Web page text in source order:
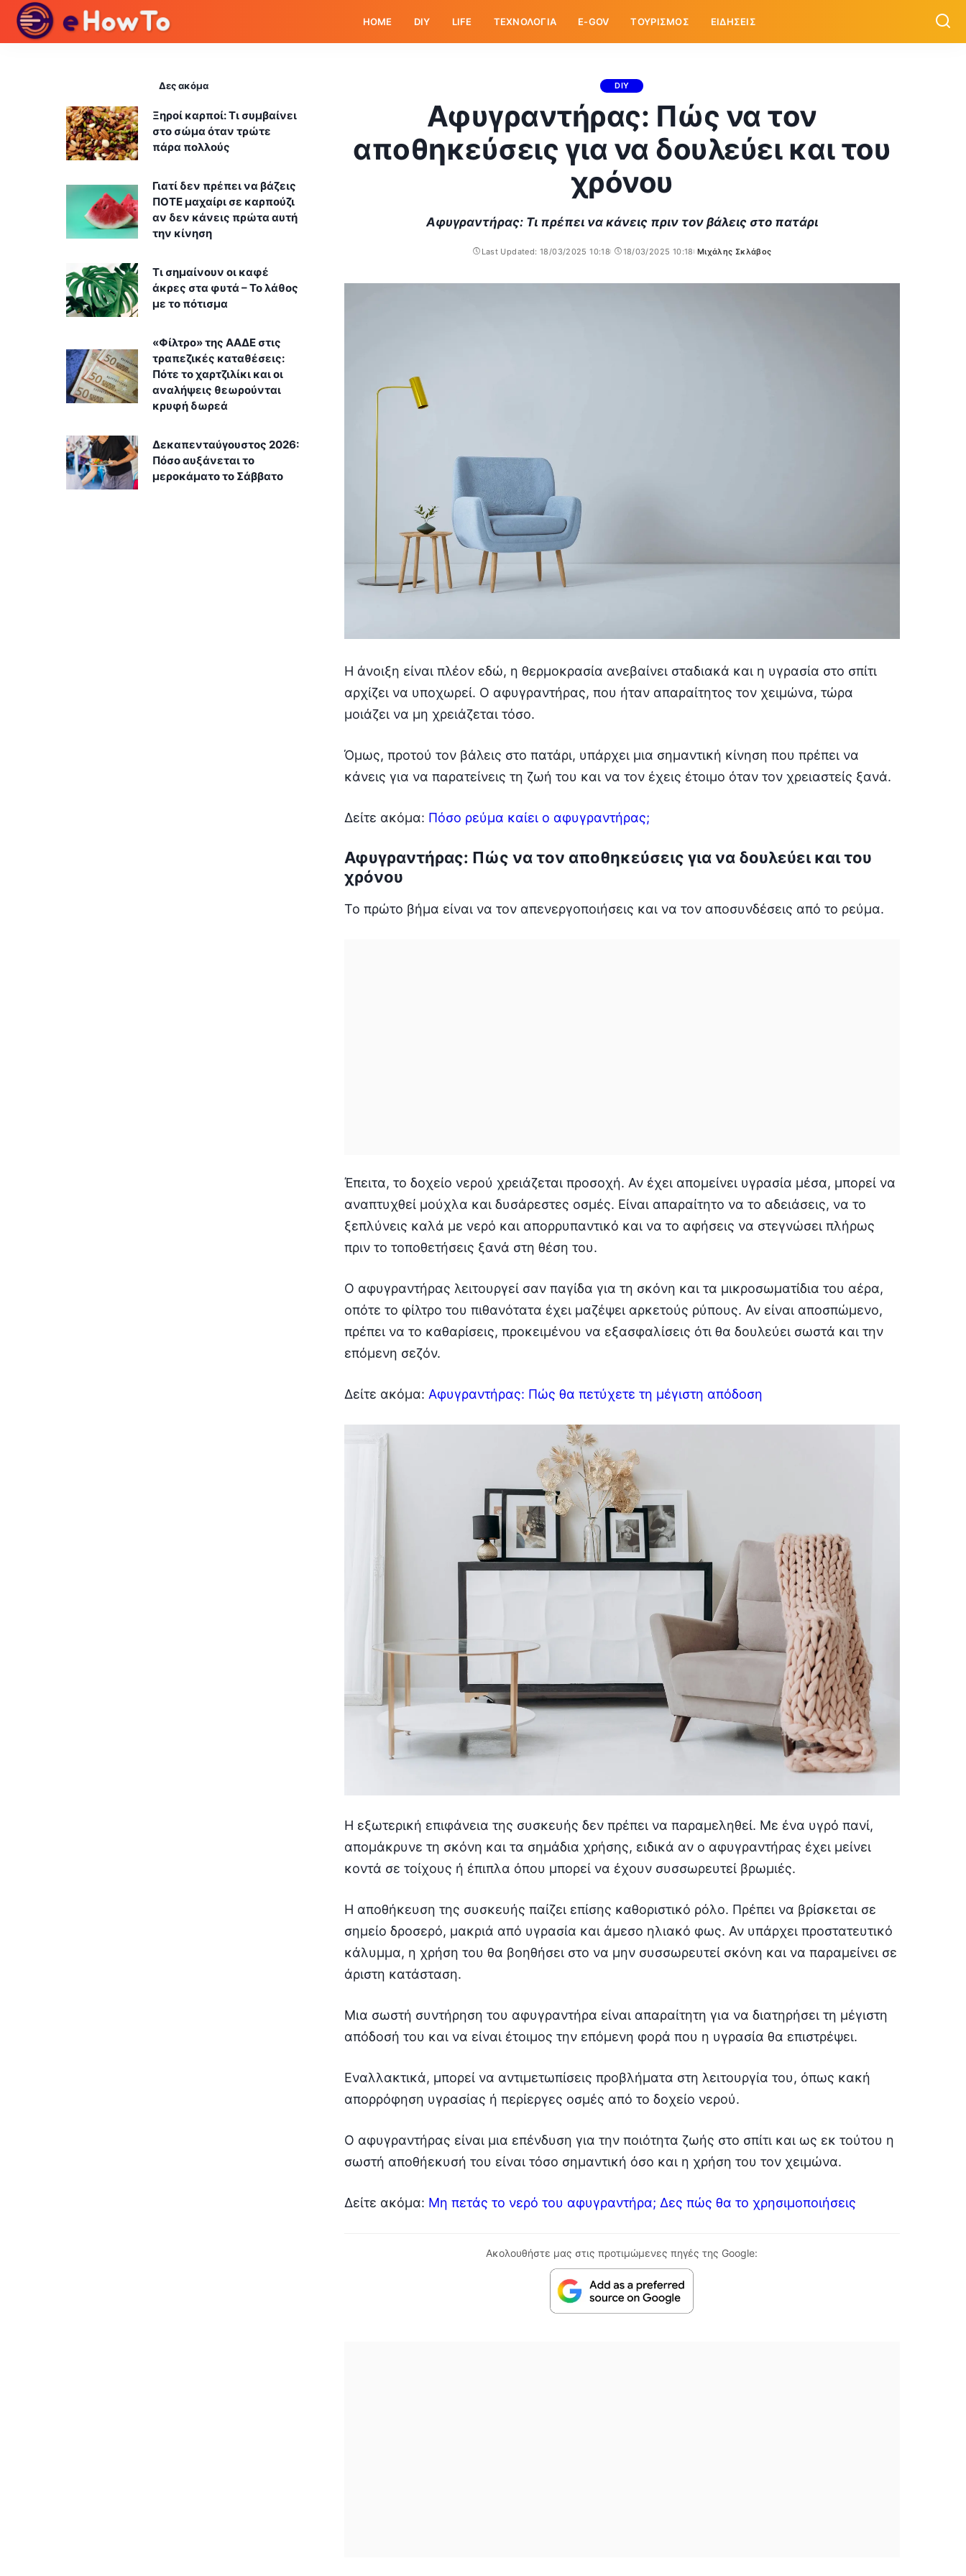
HOME DIY LIFE ΤΕΧΝΟΛΟΓΙΑ E-GOV ΤΟΥΡΙΣΜΟΣ ΕΙΔΗΣΕΙΣ
DIY
Αφυγραντήρας: Πώς να τον
αποθηκεύσεις για να δουλεύει και του
χρόνου
Αφυγραντήρας: Τι πρέπει να κάνεις πριν τον βάλεις στο πατάρι
Last Updated: 18/03/2025 10:18 18/03/2025 10:18
Posted
Μιχάλης Σκλάβος
Η άνοιξη είναι πλέον εδώ, η θερμοκρασία ανεβαίνει σταδιακά και η υγρασία στο σπίτι
αρχίζει να υποχωρεί. Ο αφυγραντήρας, που ήταν απαραίτητος τον χειμώνα, τώρα
μοιάζει να μη χρειάζεται τόσο.
Όμως, προτού τον βάλεις στο πατάρι, υπάρχει μια σημαντική κίνηση που πρέπει να
κάνεις για να παρατείνεις τη ζωή του και να τον έχεις έτοιμο όταν τον χρειαστείς ξανά.
Δείτε ακόμα: Πόσο ρεύμα καίει ο αφυγραντήρας;
Αφυγραντήρας: Πώς να τον αποθηκεύσεις για να δουλεύει και του
χρόνου
Το πρώτο βήμα είναι να τον απενεργοποιήσεις και να τον αποσυνδέσεις από το ρεύμα.
Έπειτα, το δοχείο νερού χρειάζεται προσοχή. Αν έχει απομείνει υγρασία μέσα, μπορεί να
αναπτυχθεί μούχλα και δυσάρεστες οσμές. Είναι απαραίτητο να το αδειάσεις, να το
ξεπλύνεις καλά με νερό και απορρυπαντικό και να το αφήσεις να στεγνώσει πλήρως
πριν το τοποθετήσεις ξανά στη θέση του.
Ο αφυγραντήρας λειτουργεί σαν παγίδα για τη σκόνη και τα μικροσωματίδια του αέρα,
οπότε το φίλτρο του πιθανότατα έχει μαζέψει αρκετούς ρύπους. Αν είναι αποσπώμενο,
πρέπει να το καθαρίσεις, προκειμένου να εξασφαλίσεις ότι θα δουλεύει σωστά και την
επόμενη σεζόν.
Δείτε ακόμα: Αφυγραντήρας: Πώς θα πετύχετε τη μέγιστη απόδοση
Η εξωτερική επιφάνεια της συσκευής δεν πρέπει να παραμεληθεί. Με ένα υγρό πανί,
απομάκρυνε τη σκόνη και τα σημάδια χρήσης, ειδικά αν ο αφυγραντήρας έχει μείνει
κοντά σε τοίχους ή έπιπλα όπου μπορεί να έχουν συσσωρευτεί βρωμιές.
Η αποθήκευση της συσκευής παίζει επίσης καθοριστικό ρόλο. Πρέπει να βρίσκεται σε
σημείο δροσερό, μακριά από υγρασία και άμεσο ηλιακό φως. Αν υπάρχει προστατευτικό
κάλυμμα, η χρήση του θα βοηθήσει στο να μην συσσωρευτεί σκόνη και να παραμείνει σε
άριστη κατάσταση.
Μια σωστή συντήρηση του αφυγραντήρα είναι απαραίτητη για να διατηρήσει τη μέγιστη
απόδοσή του και να είναι έτοιμος την επόμενη φορά που η υγρασία θα επιστρέψει.
Εναλλακτικά, μπορεί να αντιμετωπίσεις προβλήματα στη λειτουργία του, όπως κακή
απορρόφηση υγρασίας ή περίεργες οσμές από το δοχείο νερού.
Ο αφυγραντήρας είναι μια επένδυση για την ποιότητα ζωής στο σπίτι και ως εκ τούτου η
σωστή αποθήεκυσή του είναι τόσο σημαντική όσο και η χρήση του τον χειμώνα.
Δείτε ακόμα: Μη πετάς το νερό του αφυγραντήρα; Δες πώς θα το χρησιμοποιήσεις
Ακολουθήστε μας στις προτιμώμενες πηγές της Google:
Δες ακόμα
Ξηροί καρποί: Τι συμβαίνει
στο σώμα όταν τρώτε
πάρα πολλούς
Γιατί δεν πρέπει να βάζεις
ΠΟΤΕ μαχαίρι σε καρπούζι
αν δεν κάνεις πρώτα αυτή
την κίνηση
Τι σημαίνουν οι καφέ
άκρες στα φυτά – Το λάθος
με το πότισμα
«Φίλτρο» της ΑΑΔΕ στις
τραπεζικές καταθέσεις:
Πότε το χαρτζιλίκι και οι
αναλήψεις θεωρούνται
κρυφή δωρεά
Δεκαπενταύγουστος 2026:
Πόσο αυξάνεται το
μεροκάματο το Σάββατο